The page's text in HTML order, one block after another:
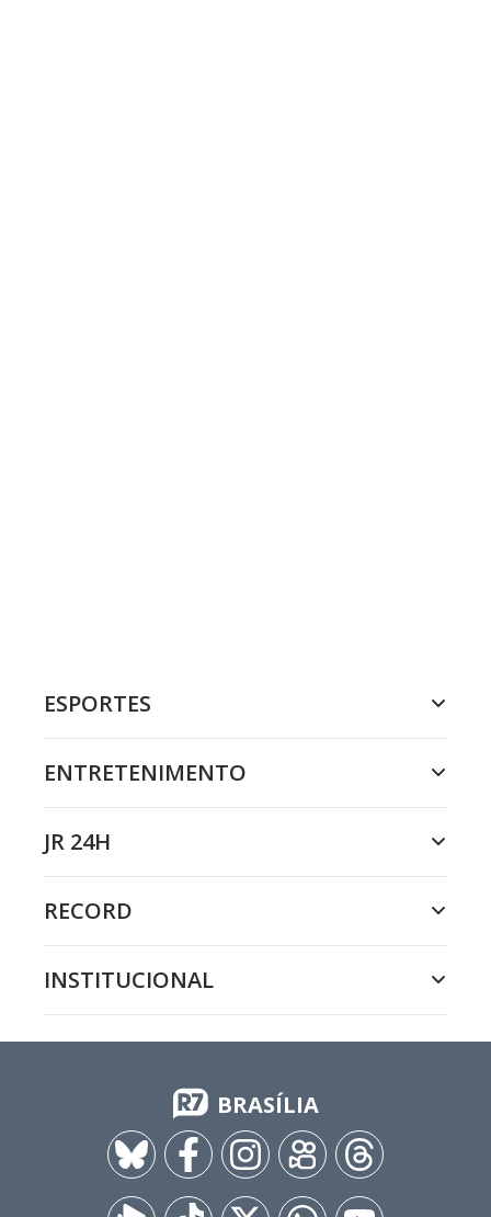
ESPORTES
ENTRETENIMENTO
JR 24H
RECORD
INSTITUCIONAL
BRASÍLIA